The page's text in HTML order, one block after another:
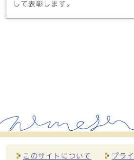
して表彰します。
このサイトについて プラ